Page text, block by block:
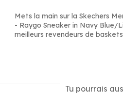
Mets la main sur la Skechers
- Raygo Sneaker in Navy Blue/
meilleurs revendeurs de
Tu pourrais